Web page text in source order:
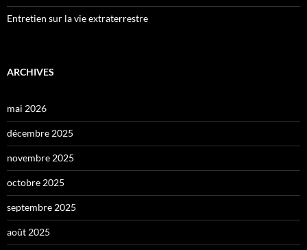
Entretien sur la vie extraterrestre
ARCHIVES
mai 2026
décembre 2025
novembre 2025
octobre 2025
septembre 2025
août 2025